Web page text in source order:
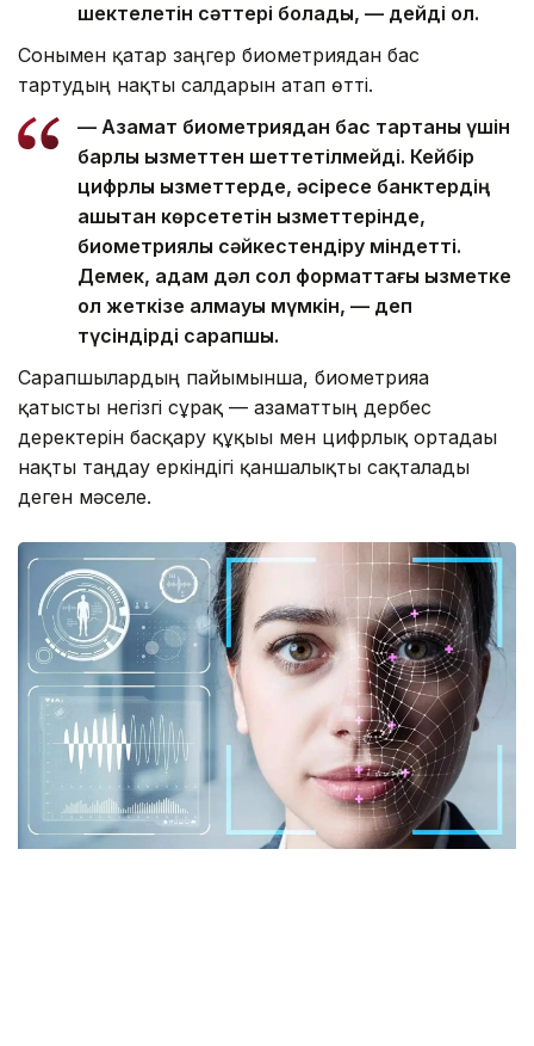
шектелетін сәттері болады, — дейді ол.
Сонымен қатар заңгер биометриядан бас
тартудың нақты салдарын атап өтті.
— Азамат биометриядан бас тартқаны үшін
барлық қызметтен шеттетілмейді. Кейбір
цифрлық қызметтерде, әсіресе банктердің
қашықтан көрсететін қызметтерінде,
биометриялық сәйкестендіру міндетті.
Демек, адам дәл сол форматтағы қызметке
қол жеткізе алмауы мүмкін, — деп
түсіндірді сарапшы.
Сарапшылардың пайымынша, биометрияға
қатысты негізгі сұрақ — азаматтың дербес
деректерін басқару құқығы мен цифрлық ортадағы
нақты таңдау еркіндігі қаншалықты сақталады
деген мәселе.